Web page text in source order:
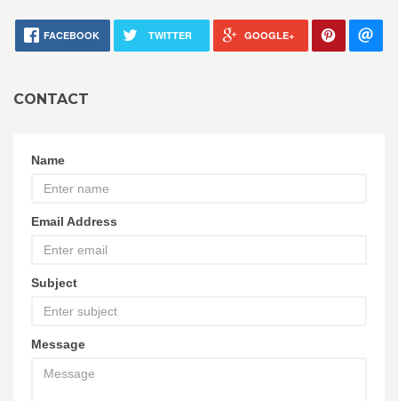
FACEBOOK TWITTER GOOGLE+
CONTACT
Name
Email Address
Subject
Message